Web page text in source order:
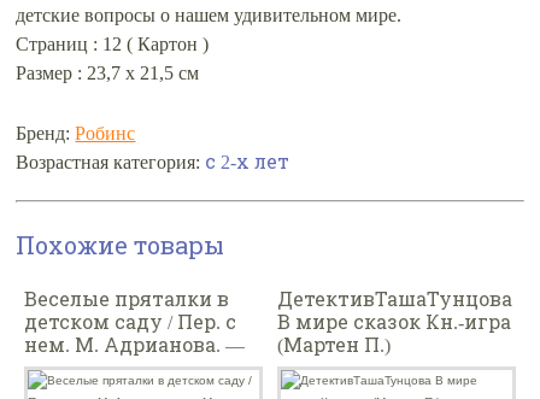
детские вопросы о нашем удивительном мире.
Страниц : 12 ( Картон )
Размер : 23,7 x 21,5 см
Бренд:Робинс
Возрастная категория: с 2-х лет
Похожие товары
Веселые пряталки в
детском саду / Пер. с
нем. М. Адрианова. —
М.: Нигма, 2019. — 18 с.:
ил. - (Ищи и
ДетективТашаТунцова
В мире сказок Кн.-игра
(Мартен П.)